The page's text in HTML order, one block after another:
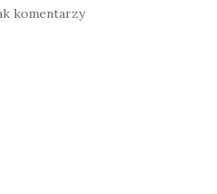
komentarzy